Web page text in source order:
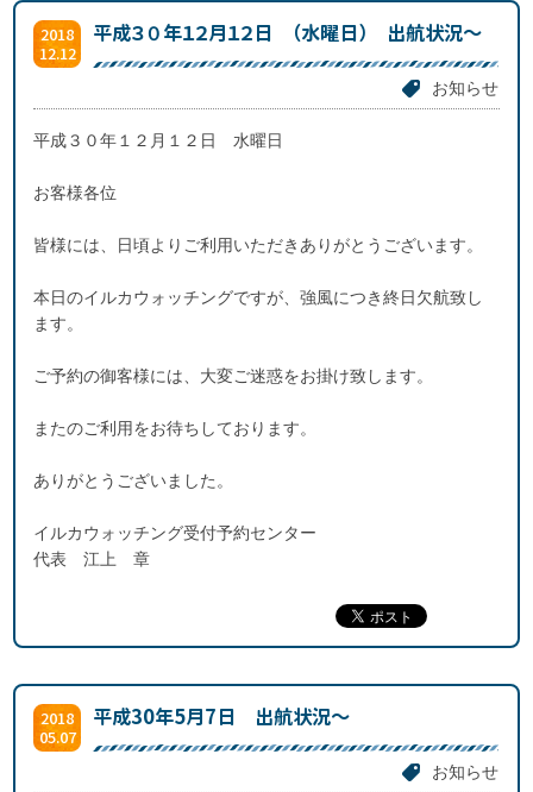
2018
12.12
平成３０年１２月１２日 （水曜日） 出航状況～
お知らせ
平成３０年１２月１２日 水曜日
お客様各位
皆様には、日頃よりご利用いただきありがとうございます。
本日のイルカウォッチングですが、強風につき終日欠航致し
ます。
ご予約の御客様には、大変ご迷惑をお掛け致します。
またのご利用をお待ちしております。
ありがとうございました。
イルカウォッチング受付予約センター
代表 江上 章
2018
05.07
平成30年5月7日 出航状況～
お知らせ